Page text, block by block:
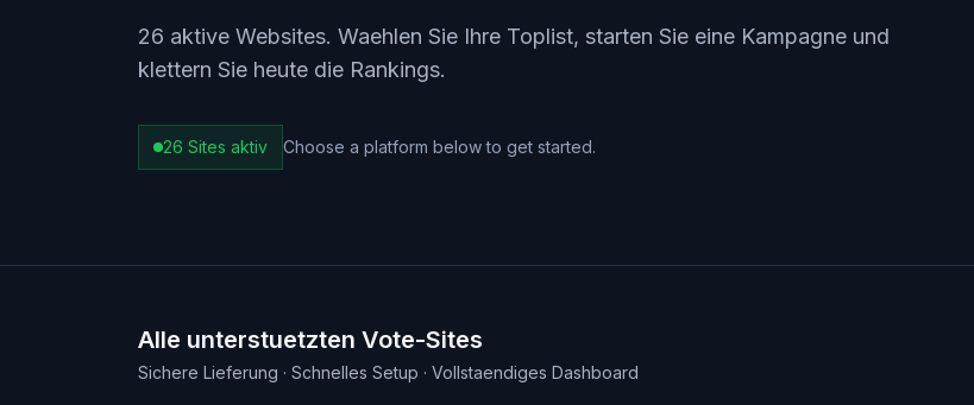
26 aktive Websites. Waehlen Sie Ihre Toplist, starten Sie eine Kampagne und
klettern Sie heute die Rankings.
26 Sites aktiv Choose a platform below to get started.
Alle unterstuetzten Vote-Sites
Sichere Lieferung · Schnelles Setup · Vollstaendiges Dashboard